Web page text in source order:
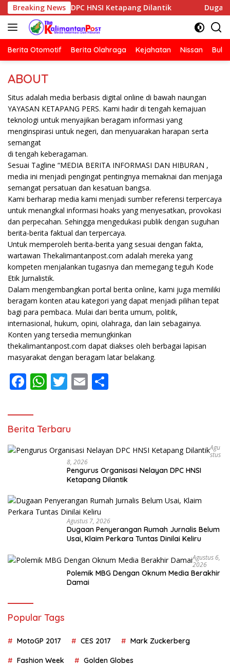
Langsung
ke
konten
Breaking News
DPC HNSI Ketapang Dilantik Dugaan
Berita Otomotif Berita Olahraga Kejahatan Nissan
ABOUT
Situs adalah media berbasis digital online di bawah naungan
YAYASAN KETAPANG PERS. Kami hadir di tengah kemajuan
teknologi untuk menyajikan beragam informasi yang
menginspirasi untuk negeri, dan menyuarakan harapan serta
semangat
di tengah keberagaman.
Sesuai Tagline “MEDIA BERITA INFORMASI DAN HIBURAN ,
media ini menjadi pengingat pentingnya memaknai dan menjaga
semangat persatuan dan kesatuan bangsa.
Kami berharap media kami menjadi sumber referensi terpercaya
untuk menangkal informasi hoaks yang menyesatkan, provokasi
dan perpecahan. Sehingga mengedukasi publik dengan suguhan
berita-berita faktual dan terpercaya.
Untuk memperoleh berita-berita yang sesuai dengan fakta,
wartawan Thekalimantanpost.com adalah mereka yang
kompeten menjalankan tugasnya dan memegang teguh Kode
Etik Jurnalistik.
Dalam mengembangkan portal berita online, kami juga memiliki
beragam konten atau kategori yang dapat menjadi pilihan tepat
bagi para pembaca. Mulai dari berita umum, politik,
internasional, hukum, opini, olahraga, dan lain sebagainya.
Konten yang tersedia memungkinkan
thekalimantanpost.com dapat diakses oleh berbagai lapisan
masyarakat dengan beragam latar belakang.
F
e
b
o
W
s
A
T
er
E
Berita Terbaru
Agu
Stus
8, 2026
Pengurus Organisasi Nelayan DPC HNSI
Ketapang Dilantik
Agustus 7, 2026
Dugaan Penyerangan Rumah Jurnalis Belum
Usai, Klaim Perkara Tuntas Dinilai Keliru
Agustus 6,
2026
Polemik MBG Dengan Oknum Media Berakhir
Damai
Popular Tags
MotoGP 2017 CES 2017 Mark Zuckerberg
Fashion Week Golden Globes